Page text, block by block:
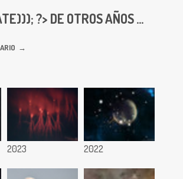
?> DE OTROS AÑOS ...
2023 2022